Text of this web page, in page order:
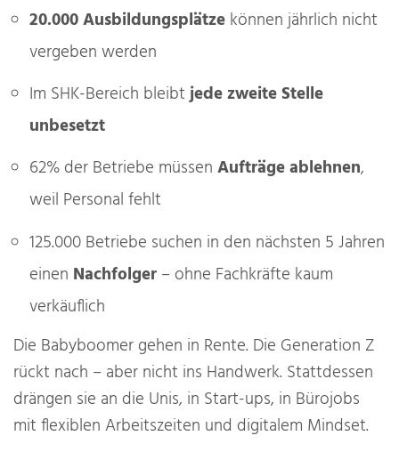
20.000 Ausbildungsplätze können jährlich nicht
vergeben werden
Im SHK-Bereich bleibtjede zweite Stelle
unbesetzt
62% der Betriebe müssen Aufträge ablehnen,
weil Personal fehlt
125.000 Betriebe suchen in den nächsten 5 Jahren
einen Nachfolger – ohne Fachkräfte kaum
verkäuflich
Die Babyboomer gehen in Rente. Die Generation Z
rückt nach – aber nicht ins Handwerk. Stattdessen
drängen sie an die Unis, in Start-ups, in Bürojobs
mit flexiblen Arbeitszeiten und digitalem Mindset.